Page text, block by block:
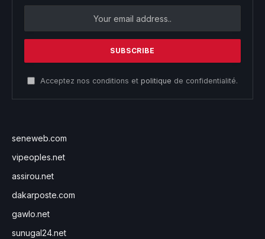
Acceptez nos conditions et politique de confidentialité.
seneweb.com
vipeoples.net
assirou.net
dakarposte.com
gawlo.net
sunugal24.net